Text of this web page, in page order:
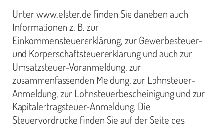
Unter www.elster.de finden Sie daneben auch
Informationen z. B. zur
Einkommensteuererklärung, zur Gewerbesteuer-
und Körperschaftsteuererklärung und auch zur
Umsatzsteuer-Voranmeldung, zur
zusammenfassenden Meldung, zur Lohnsteuer-
Anmeldung, zur Lohnsteuerbescheinigung und zur
Kapitalertragsteuer-Anmeldung. Die
Steuervordrucke finden Sie auf der Seite des